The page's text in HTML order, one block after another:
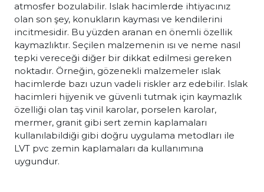
atmosfer bozulabilir. Islak hacimlerde ihtiyacınız
olan son şey, konukların kayması ve kendilerini
incitmesidir. Bu yüzden aranan en önemli özellik
kaymazlıktır. Seçilen malzemenin ısı ve neme nasıl
tepki vereceği diğer bir dikkat edilmesi gereken
noktadır. Örneğin, gözenekli malzemeler ıslak
hacimlerde bazı uzun vadeli riskler arz edebilir. Islak
hacimleri hijyenik ve güvenli tutmak için kaymazlık
özelliği olan taş vinil karolar, porselen karolar,
mermer, granit gibi sert zemin kaplamaları
kullanılabildiği gibi doğru uygulama metodları ile
LVT pvc zemin kaplamaları da kullanımına
uygundur.